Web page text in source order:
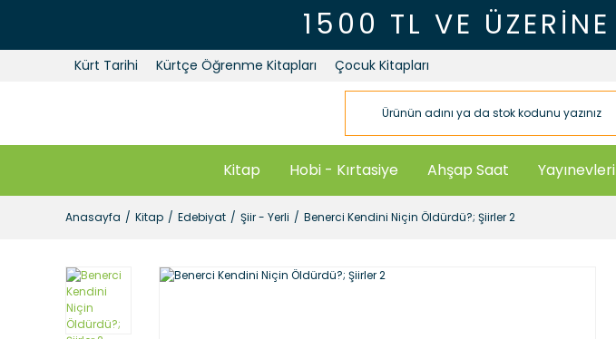
1500 TL VE ÜZERİNE
Kürt Tarihi Kürtçe Öğrenme Kitapları Çocuk Kitapları
Kitap Hobi - Kırtasiye Ahşap Saat Yayınevleri
Anasayfa Kitap Edebiyat Şiir - Yerli Benerci Kendini Niçin Öldürdü?; Şiirler 2